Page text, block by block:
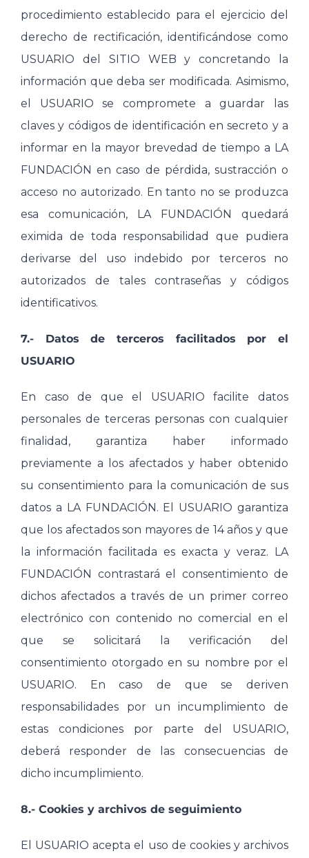
procedimiento establecido para el ejercicio del
derecho de rectificación, identificándose como
USUARIO del SITIO WEB y concretando la
información que deba ser modificada. Asimismo,
el USUARIO se compromete a guardar las
claves y códigos de identificación en secreto y a
informar en la mayor brevedad de tiempo a LA
FUNDACIÓN en caso de pérdida, sustracción o
acceso no autorizado. En tanto no se produzca
esa comunicación, LA FUNDACIÓN quedará
eximida de toda responsabilidad que pudiera
derivarse del uso indebido por terceros no
autorizados de tales contraseñas y códigos
identificativos.
7.- Datos de terceros facilitados por el
USUARIO
En caso de que el USUARIO facilite datos
personales de terceras personas con cualquier
finalidad, garantiza haber informado
previamente a los afectados y haber obtenido
su consentimiento para la comunicación de sus
datos a LA FUNDACIÓN. El USUARIO garantiza
que los afectados son mayores de 14 años y que
la información facilitada es exacta y veraz. LA
FUNDACIÓN contrastará el consentimiento de
dichos afectados a través de un primer correo
electrónico con contenido no comercial en el
que se solicitará la verificación del
consentimiento otorgado en su nombre por el
USUARIO. En caso de que se deriven
responsabilidades por un incumplimiento de
estas condiciones por parte del USUARIO,
deberá responder de las consecuencias de
dicho incumplimiento.
8.- Cookies y archivos de seguimiento
El USUARIO acepta el uso de cookies y archivos